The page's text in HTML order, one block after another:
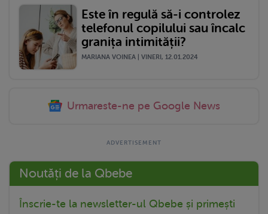
Este în regulă să-i controlez
telefonul copilului sau încalc
granița intimității?
MARIANA VOINEA | VINERI, 12.01.2024
Urmareste-ne pe Google News
Noutăți de la Qbebe
Înscrie-te la newsletter-ul Qbebe și primești